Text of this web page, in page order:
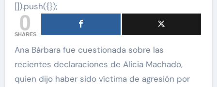
[]).push({});
0
SHARES
Ana Bárbara fue cuestionada sobre las
recientes declaraciones de Alicia Machado,
quien dijo haber sido víctima de agresión por